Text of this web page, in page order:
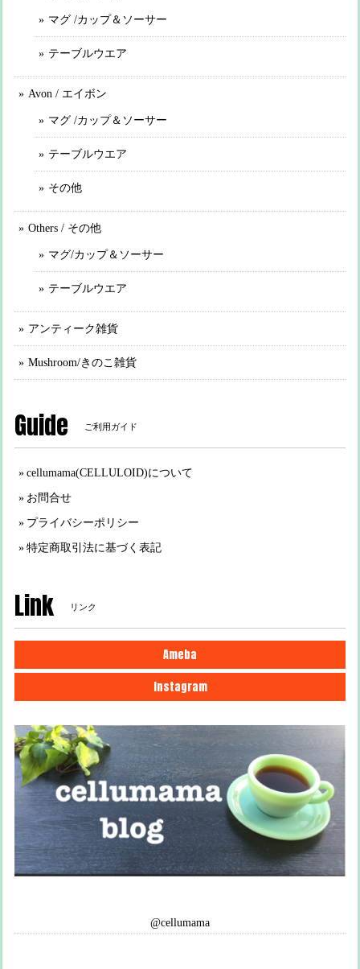
マグ /カップ＆ソーサー
テーブルウエア
Avon / エイボン
マグ /カップ＆ソーサー
テーブルウエア
その他
Others / その他
マグ/カップ＆ソーサー
テーブルウエア
アンティーク雑貨
Mushroom/きのこ雑貨
Guide ご利用ガイド
cellumama(CELLULOID)について
お問合せ
プライバシーポリシー
特定商取引法に基づく表記
Link リンク
Ameba
Instagram
@cellumama